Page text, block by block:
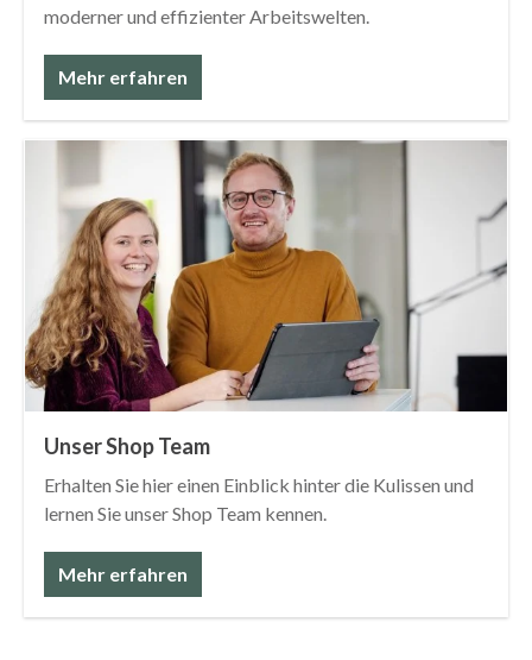
moderner und effizienter Arbeitswelten.
Mehr erfahren
Unser Shop Team
Erhalten Sie hier einen Einblick hinter die Kulissen und
lernen Sie unser Shop Team kennen.
Mehr erfahren